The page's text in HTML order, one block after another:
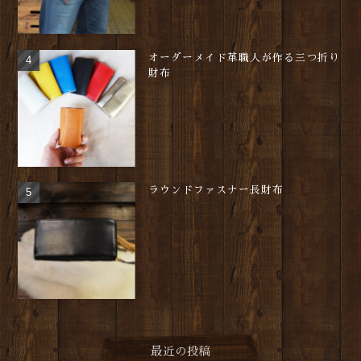
オーダーメイド革職人が作る三つ折り
財布
ラウンドファスナー長財布
最近の投稿